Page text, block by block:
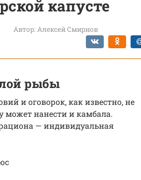
капусте
Автор:Алексей Смирнов
рыбы
и оговорок, как известно, не
может нанести и камбала.
— индивидуальная